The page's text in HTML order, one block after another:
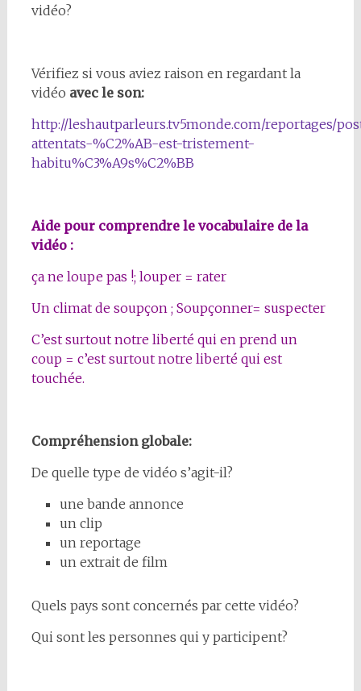
vidéo?
Vérifiez si vous aviez raison en regardant la
vidéo avec le son:
http://leshautparleurs.tv5monde.com/reportages/
attentats-%C2%AB-est-tristement-
habitu%C3%A9s%C2%BB
Aide pour comprendre le vocabulaire de la
vidéo :
ça ne loupe pas !; louper = rater
Un climat de soupçon ; Soupçonner= suspecter
C’est surtout notre liberté qui en prend un
coup = c’est surtout notre liberté qui est
touchée.
Compréhension globale:
De quelle type de vidéo s’agit-il?
une bande annonce
un clip
un reportage
un extrait de film
Quels pays sont concernés par cette vidéo?
Qui sont les personnes qui y participent?